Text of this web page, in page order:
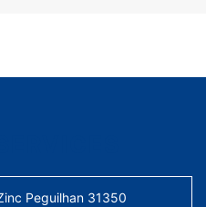
Peguilhan 31350